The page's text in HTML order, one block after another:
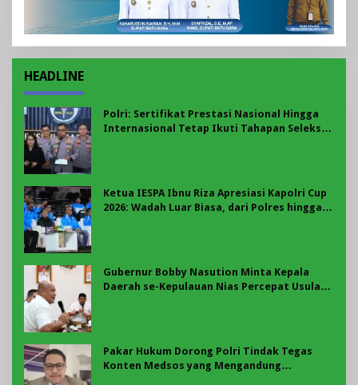
HEADLINE
Polri: Sertifikat Prestasi Nasional Hingga
Internasional Tetap Ikuti Tahapan Seleksi
Ketua IESPA Ibnu Riza Apresiasi Kapolri Cup
2026: Wadah Luar Biasa, dari Polres hingga
Gubernur Bobby Nasution Minta Kepala
Daerah se-Kepulauan Nias Percepat Usulan
Pakar Hukum Dorong Polri Tindak Tegas
Konten Medsos yang Mengandung